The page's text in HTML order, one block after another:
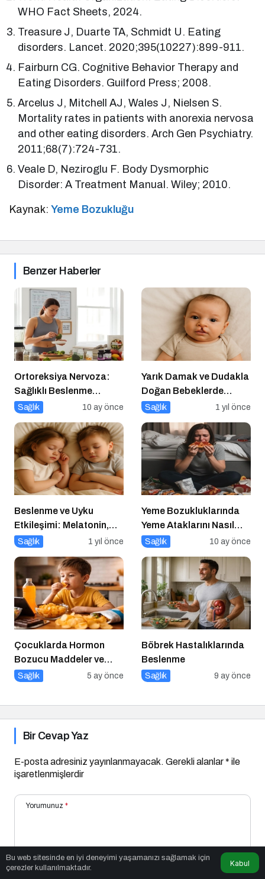
WHO Fact Sheets, 2024.
Treasure J, Duarte TA, Schmidt U. Eating
disorders. Lancet. 2020;395(10227):899-911.
Fairburn CG. Cognitive Behavior Therapy and
Eating Disorders. Guilford Press; 2008.
Arcelus J, Mitchell AJ, Wales J, Nielsen S.
Mortality rates in patients with anorexia nervosa
and other eating disorders. Arch Gen Psychiatry.
2011;68(7):724-731.
Veale D, Neziroglu F. Body Dysmorphic
Disorder: A Treatment Manual. Wiley; 2010.
Kaynak:Yeme Bozukluğu
Benzer Haberler
Ortoreksiya Nervoza:
Sağlıklı Beslenme
Takıntısı
Sağlık 10 ay önce
Yarık Damak ve Dudakla
Doğan Bebeklerde
Beslenme
Sağlık 1 yıl önce
Beslenme ve Uyku
Etkileşimi: Melatonin,
Triptofan ve Çocuk
Sağlık 1 yıl önce
Yeme Bozukluklarında
Yeme Ataklarını Nasıl
Engellerim?
Sağlık 10 ay önce
Çocuklarda Hormon
Bozucu Maddeler ve
Paketli Gıdalar
Sağlık 5 ay önce
Böbrek Hastalıklarında
Beslenme
Sağlık 9 ay önce
Bir Cevap Yaz
E-posta adresiniz yayınlanmayacak. Gerekli alanlar* ile
işaretlenmişlerdir
Yorumunuz *
Bu web sitesinde en iyi deneyimi yaşamanızı sağlamak için
çerezler kullanılmaktadır.
Kabul